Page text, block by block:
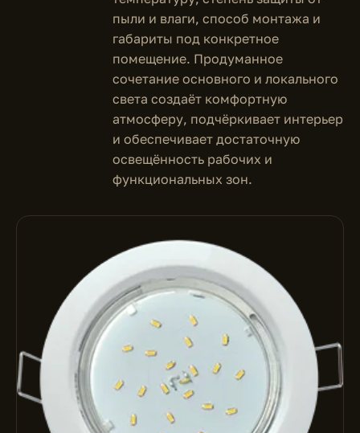
пыли и влаги, способ монтажа и
габариты под конкретное
помещение. Продуманное
сочетание основного и локального
света создаёт комфортную
атмосферу, подчёркивает интерьер
и обеспечивает достаточную
освещённость рабочих и
функциональных зон.